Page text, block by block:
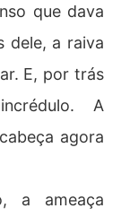
que dava
dele, a raiva
E, por trás
A
agora
a ameaça